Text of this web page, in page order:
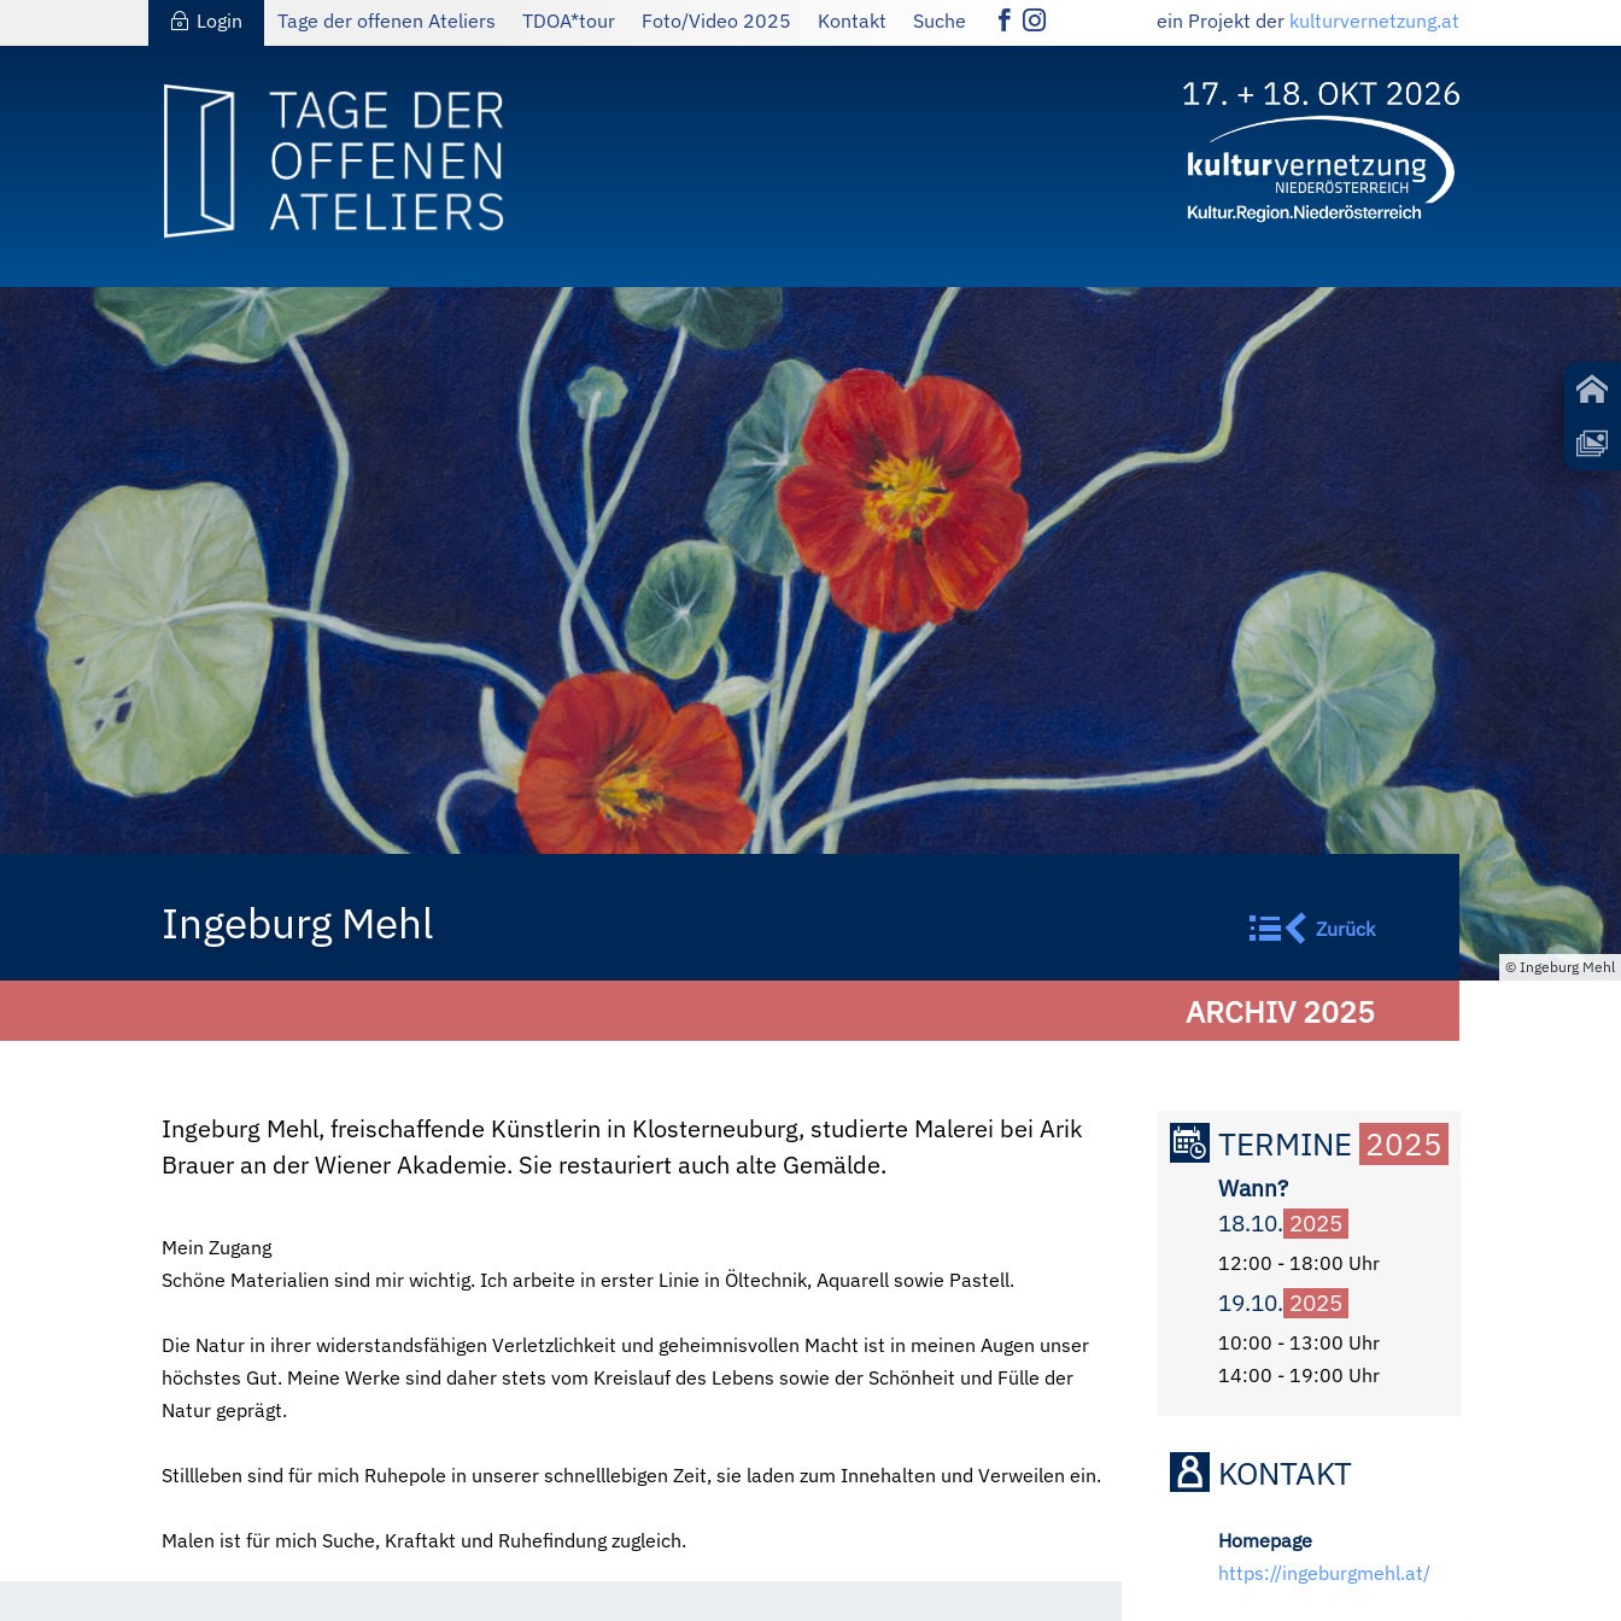
Login Tage der offenen Ateliers TDOA*tour Foto/Video 2025 Kontakt Suche ein Projekt der kulturvernetzung.at
Ingeburg Mehl Zurück
ARCHIV 2025
Ingeburg Mehl
Ingeburg Mehl, freischaffende Künstlerin in Klosterneuburg, studierte Malerei bei Arik
Brauer an der Wiener Akademie. Sie restauriert auch alte Gemälde.
Mein Zugang
Schöne Materialien sind mir wichtig. Ich arbeite in erster Linie in Öltechnik, Aquarell sowie Pastell.
Die Natur in ihrer widerstandsfähigen Verletzlichkeit und geheimnisvollen Macht ist in meinen Augen unser
höchstes Gut. Meine Werke sind daher stets vom Kreislauf des Lebens sowie der Schönheit und Fülle der
Natur geprägt.
Stillleben sind für mich Ruhepole in unserer schnelllebigen Zeit, sie laden zum Innehalten und Verweilen ein.
Malen ist für mich Suche, Kraftakt und Ruhefindung zugleich.
TERMINE 2025
Wann?
18.10. 2025
12:00 - 18:00 Uhr
19.10. 2025
10:00 - 13:00 Uhr
14:00 - 19:00 Uhr
KONTAKT
Homepage
https://ingeburgmehl.at/